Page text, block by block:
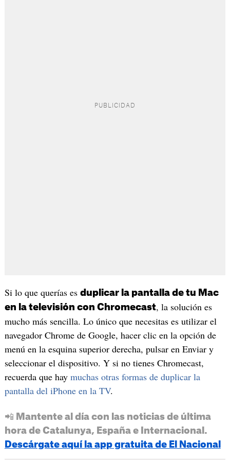
Si lo que querías es duplicar la pantalla de tu Mac
en la televisión con Chromecast, la solución es
mucho más sencilla. Lo único que necesitas es utilizar el
navegador Chrome de Google, hacer clic en la opción de
menú en la esquina superior derecha, pulsar en Enviar y
seleccionar el dispositivo. Y si no tienes Chromecast,
recuerda que hay muchas otras formas de duplicar la
pantalla del iPhone en la TV.
📲 Mantente al día con las noticias de última
hora de Catalunya, España e Internacional.
Descárgate aquí la app gratuita de El Nacional